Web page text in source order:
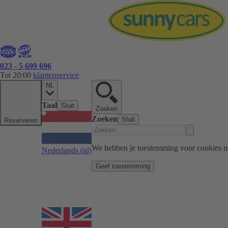
023 - 5 699 696
Tot 20:00 klantenservice
Reserveren
NL
Taal Sluit
Nederlands (nl)
Zoeken
Zoeken Sluit
We hebben je toestemming voor cookies
Geef toestemming